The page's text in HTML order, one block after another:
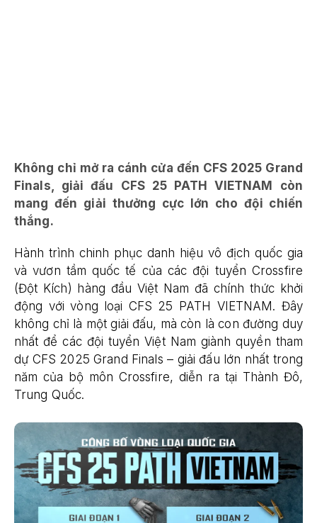
Không chỉ mở ra cánh cửa đến CFS 2025 Grand
Finals, giải đấu CFS 25 PATH VIETNAM còn
mang đến giải thưởng cực lớn cho đội chiến
thắng.
Hành trình chinh phục danh hiệu vô địch quốc gia
và vươn tầm quốc tế của các đội tuyển Crossfire
(Đột Kích) hàng đầu Việt Nam đã chính thức khởi
động với vòng loại CFS 25 PATH VIETNAM. Đây
không chỉ là một giải đấu, mà còn là con đường duy
nhất để các đội tuyển Việt Nam giành quyền tham
dự CFS 2025 Grand Finals – giải đấu lớn nhất trong
năm của bộ môn Crossfire, diễn ra tại Thành Đô,
Trung Quốc.